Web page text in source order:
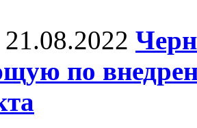
21.08.2022
по